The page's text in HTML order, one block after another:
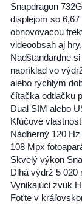
Snapdragon
displejom so
obnovovacou
videoobsah aj
Nadštandardne
napríklad vo
alebo rýchlym
čítačka odtlačku
Dual SIM alebo
Kľúčové
Nádherný 120
108 Mpx
Skvelý výkon
Dlhá výdrž 5 020
Vynikajúci zvuk
Foťte v